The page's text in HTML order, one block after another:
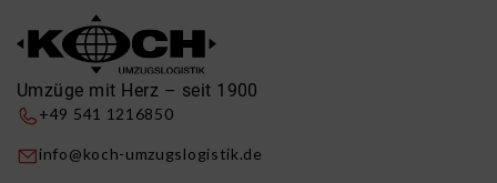
Umzüge mit Herz – seit 1900
+49 541 1216850
info@koch-umzugslogistik.de